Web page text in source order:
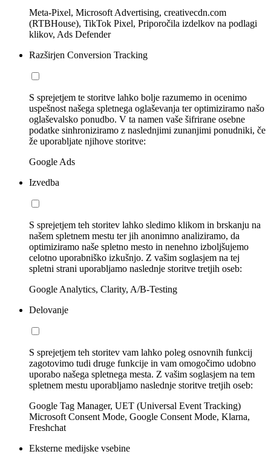
Meta-Pixel, Microsoft Advertising, creativecdn.com
(RTBHouse), TikTok Pixel, Priporočila izdelkov na podlagi
klikov, Ads Defender
Razširjen Conversion Tracking
S sprejetjem te storitve lahko bolje razumemo in ocenimo
uspešnost našega spletnega oglaševanja ter optimiziramo našo
oglaševalsko ponudbo. V ta namen vaše šifrirane osebne
podatke sinhroniziramo z naslednjimi zunanjimi ponudniki, če
že uporabljate njihove storitve:
Google Ads
Izvedba
S sprejetjem teh storitev lahko sledimo klikom in brskanju na
našem spletnem mestu ter jih anonimno analiziramo, da
optimiziramo naše spletno mesto in nenehno izboljšujemo
celotno uporabniško izkušnjo. Z vašim soglasjem na tej
spletni strani uporabljamo naslednje storitve tretjih oseb:
Google Analytics, Clarity, A/B-Testing
Delovanje
S sprejetjem teh storitev vam lahko poleg osnovnih funkcij
zagotovimo tudi druge funkcije in vam omogočimo udobno
uporabo našega spletnega mesta. Z vašim soglasjem na tem
spletnem mestu uporabljamo naslednje storitve tretjih oseb:
Google Tag Manager, UET (Universal Event Tracking)
Microsoft Consent Mode, Google Consent Mode, Klarna,
Freshchat
Eksterne medijske vsebine